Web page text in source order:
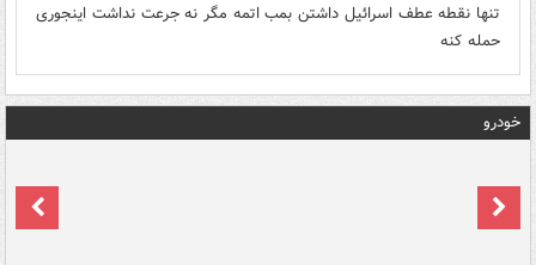
تنها نقطه عطف اسرائیل داشتن بمب اتمه مگر نه جرعت نداشت اینجوری
حمله کنه
خودرو